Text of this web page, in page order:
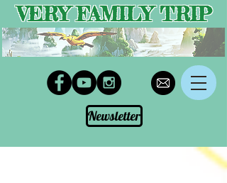
Newsletter
VERY FAMILY TRIP